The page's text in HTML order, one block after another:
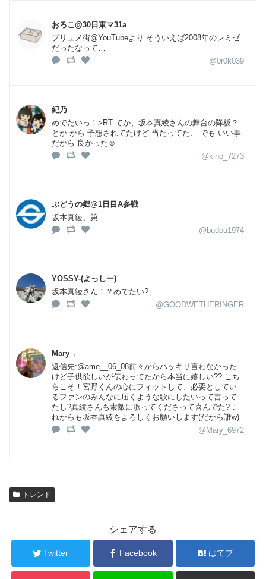
おろこ@30日東マ31a
プリュメ街@YouTubeより そういえば2008年のレミゼ
だったなって…
@0r0k039
紀乃
めでたいっ！>RT てか、坂本真綾さんの舞台の降板？
とか から 予想されてたけど 当たってた、 でも いい事
だから 良かった☺️
@kino_7273
ぶどうの郷@1日目A参戦
坂本真綾、第
@budou1974
YOSSY-(よっしー)
坂本真綾さん！？めでたい?
@GOODWETHERINGER
Mary→
返信先:@ame__06_08前々からハッキリ言わなかった
けど子供欲しいが伝わってたから本当に嬉しい?? こち
らこそ！宮野くんの心にフィットして、必要としてい
るファンのみんなに届くような歌にしたいって言って
たし?真綾さんも素敵に歌ってくださって喜んでた? こ
れからも坂本真綾をよろしくお願いします(だから誰w)
@Mary_6972
トレンド
シェアする
Twitter Facebook はてブ